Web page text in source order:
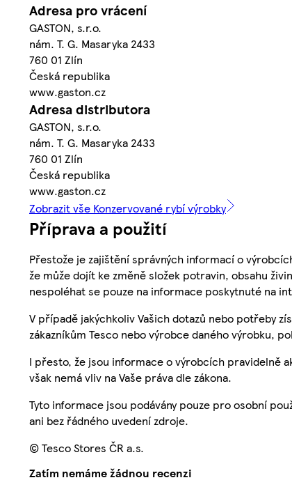
Adresa pro vrácení
GASTON, s.r.o.
nám. T. G. Masaryka 2433
760 01 Zlín
Česká republika
www.gaston.cz
Adresa distributora
GASTON, s.r.o.
nám. T. G. Masaryka 2433
760 01 Zlín
Česká republika
www.gaston.cz
Zobrazit vše Konzervované rybí výrobky
Příprava a použití
Přestože je zajištění správných informací o
že může dojít ke změně složek potravin, obsahu
nespoléhat se pouze na informace poskytnuté na
V případě jakýchkoliv Vašich dotazů nebo potřeby
zákazníkům Tesco nebo výrobce daného výrobku,
I přesto, že jsou informace o výrobcích pravidelně
však nemá vliv na Vaše práva dle zákona.
Tyto informace jsou podávány pouze pro osobní
ani bez řádného uvedení zdroje.
© Tesco Stores ČR a.s.
Zatím nemáme žádnou recenzi